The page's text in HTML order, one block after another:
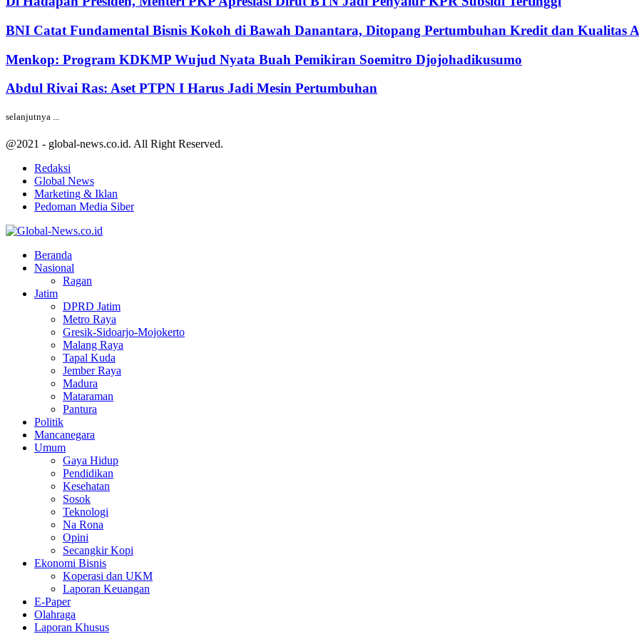
BNI Catat Fundamental Bisnis Kokoh di Bawah Danantara, Ditopang Pertumbuhan Kredit dan Kualitas
Menkop: Program KDKMP Wujud Nyata Buah Pemikiran Soemitro Djojohadikusumo
Abdul Rivai Ras: Aset PTPN I Harus Jadi Mesin Pertumbuhan
selanjutnya ...
@2021 - global-news.co.id. All Right Reserved.
Redaksi
Global News
Marketing & Iklan
Pedoman Media Siber
Beranda
Nasional
Ragan
Jatim
DPRD Jatim
Metro Raya
Gresik-Sidoarjo-Mojokerto
Malang Raya
Tapal Kuda
Jember Raya
Madura
Mataraman
Pantura
Politik
Mancanegara
Umum
Gaya Hidup
Pendidikan
Kesehatan
Sosok
Teknologi
Na Rona
Opini
Secangkir Kopi
Ekonomi Bisnis
Koperasi dan UKM
Laporan Keuangan
E-Paper
Olahraga
Laporan Khusus